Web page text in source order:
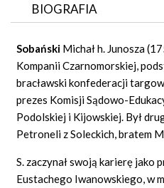
BIOGRAFIA
GRAF POWIĄZAŃ
DYSKUSJA
Mapa
Sobański Michał h. Junosza
Kompanii Czarnomorskiej,
bracławski konfederacji
prezes Komisji Sądowo-
Podolskiej i Kijowskiej. Był
Petroneli z Soleckich, bratem
S. zaczynał swoją karierę jako
Eustachego Iwanowskiego, w